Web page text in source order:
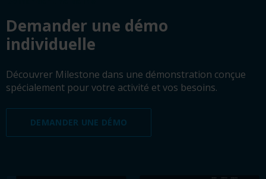
Demander une démo
individuelle
Découvrer Milestone dans une démonstration conçue
spécialement pour votre activité et vos besoins.
DEMANDER UNE DÉMO